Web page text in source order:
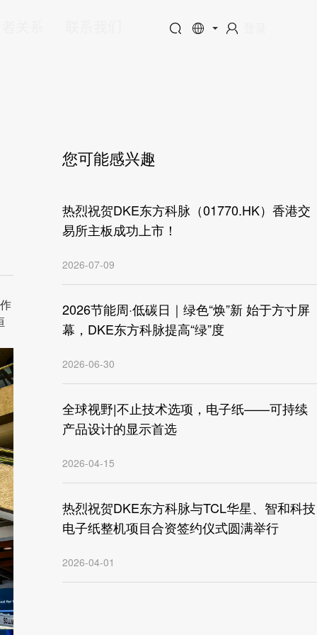
您可能感兴趣
热烈祝贺DKE东方科脉（01770.HK）香港交
易所主板成功上市！
2026-07-09
2026节能周·低碳日｜绿色“焕”新 始于方寸屏
幕，DKE东方科脉提高“绿”度
2026-06-30
全球视野|不止技术选项，电子纸——可持续
产品设计的显示首选
2026-04-15
热烈祝贺DKE东方科脉与TCL华星、智和科技
电子纸整机项目合资签约仪式圆满举行
2026-04-01